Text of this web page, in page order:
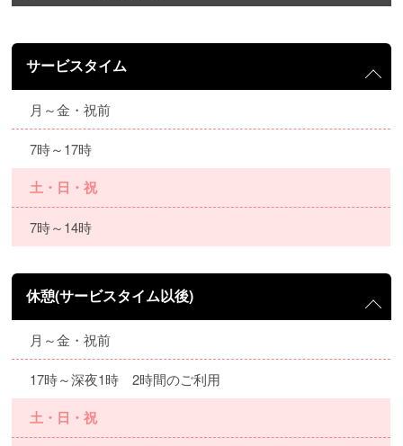
サービスタイム
月～金・祝前
7時～17時
土・日・祝
7時～14時
休憩(サービスタイム以後)
月～金・祝前
17時～深夜1時 2時間のご利用
土・日・祝